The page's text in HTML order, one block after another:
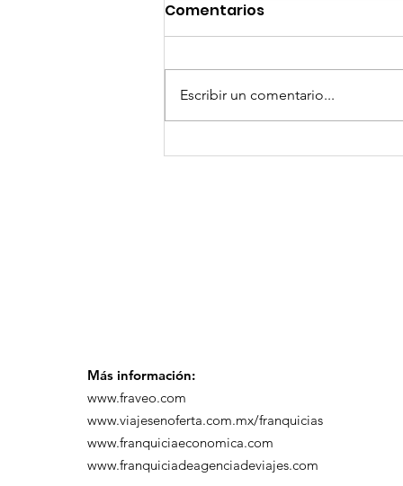
¡Arte, Vino y las Mejores
Comentarios
Escribir un comentario...
Más información:
www.fraveo.com
www.viajesenoferta.com.mx/franquicias
www.franquiciaeconomica.com
www.franquiciadeagenciadeviajes.com